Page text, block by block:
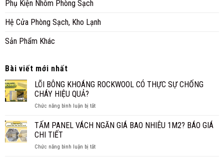
Phụ Kiện Nhôm Phòng Sạch
Hệ Cửa Phòng Sạch, Kho Lạnh
Sản Phẩm Khác
Bài viết mới nhất
LÕI BÔNG KHOÁNG ROCKWOOL CÓ THỰC SỰ CHỐNG
CHÁY HIỆU QUẢ?
Chức năng bình luận bị tắtở
BÔNG
CÓ
TẤM PANEL VÁCH NGĂN GIÁ BAO NHIÊU 1M2? BÁO GIÁ
CHI TIẾT
Chức năng bình luận bị tắtở